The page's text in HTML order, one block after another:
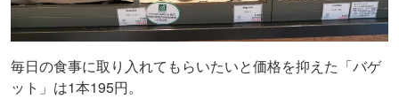
毎日の食事に取り入れてもらいたいと価格を抑えた「バゲ
ット」は1本195円。